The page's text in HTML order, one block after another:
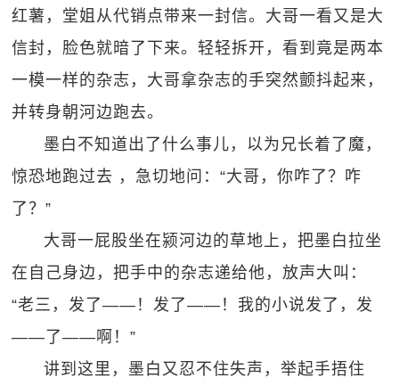
红薯，堂姐从代销点带来一封信。大哥一看又是大
信封，脸色就暗了下来。轻轻拆开，看到竟是两本
一模一样的杂志，大哥拿杂志的手突然颤抖起来，
并转身朝河边跑去。
墨白不知道出了什么事儿，以为兄长着了魔，
惊恐地跑过去 ，急切地问：“大哥，你咋了？咋
了？”
大哥一屁股坐在颍河边的草地上，把墨白拉坐
在自己身边，把手中的杂志递给他，放声大叫：
“老三，发了——！发了——！我的小说发了，发
——了——啊！”
讲到这里，墨白又忍不住失声，举起手捂住